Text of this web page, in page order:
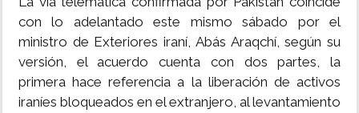
con lo adelantado este mismo sábado por el
ministro de Exteriores iraní, Abás Araqchí, según su
versión, el acuerdo cuenta con dos partes, la
primera hace referencia a la liberación de activos
iraníes bloqueados en el extranjero, al levantamiento